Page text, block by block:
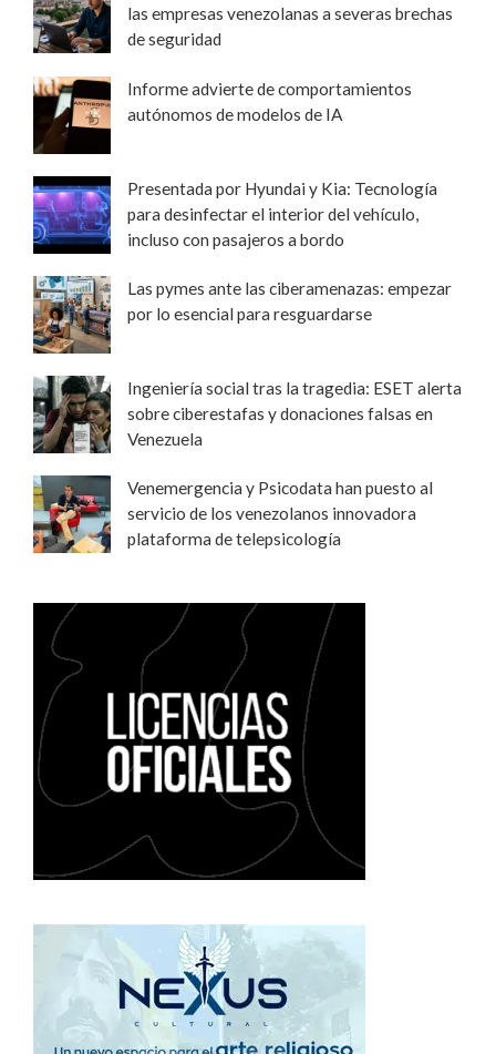
las empresas venezolanas a severas brechas
de seguridad
Informe advierte de comportamientos
autónomos de modelos de IA
Presentada por Hyundai y Kia: Tecnología
para desinfectar el interior del vehículo,
incluso con pasajeros a bordo
Las pymes ante las ciberamenazas: empezar
por lo esencial para resguardarse
Ingeniería social tras la tragedia: ESET alerta
sobre ciberestafas y donaciones falsas en
Venezuela
Venemergencia y Psicodata han puesto al
servicio de los venezolanos innovadora
plataforma de telepsicología